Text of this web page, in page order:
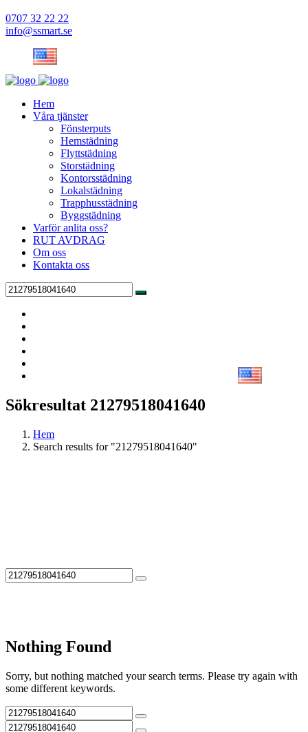
0707 32 22 22
info@ssmart.se
Hem
Våra tjänster
Fönsterputs
Hemstädning
Flyttstädning
Storstädning
Kontorsstädning
Lokalstädning
Trapphusstädning
Byggstädning
Varför anlita oss?
RUT AVDRAG
Om oss
Kontakta oss
Sökresultat 21279518041640
Hem
Search results for "21279518041640"
Nothing Found
Sorry, but nothing matched your search terms. Please try again with
some different keywords.